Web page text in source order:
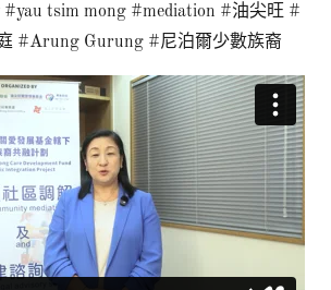
tsim mong #mediation #油尖旺 #
#Arung Gurung #尼泊爾少數族裔